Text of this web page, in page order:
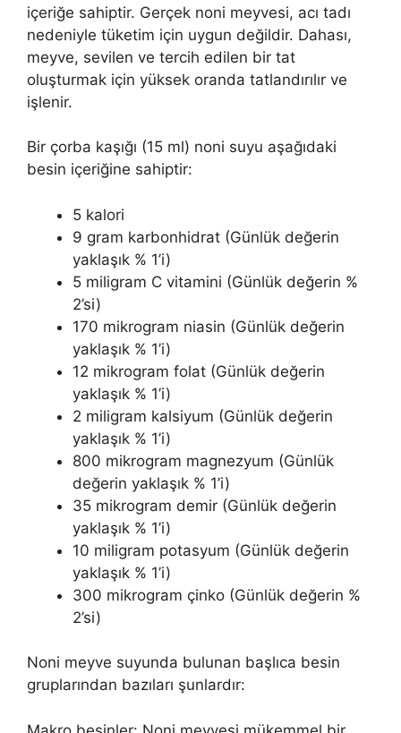
içeriğe sahiptir. Gerçek noni meyvesi, acı tadı
nedeniyle tüketim için uygun değildir. Dahası,
meyve, sevilen ve tercih edilen bir tat
oluşturmak için yüksek oranda tatlandırılır ve
işlenir.
Bir çorba kaşığı (15 ml) noni suyu aşağıdaki
besin içeriğine sahiptir:
5 kalori
9 gram karbonhidrat (Günlük değerin
yaklaşık % 1’i)
5 miligram C vitamini (Günlük değerin %
2’si)
170 mikrogram niasin (Günlük değerin
yaklaşık % 1’i)
12 mikrogram folat (Günlük değerin
yaklaşık % 1’i)
2 miligram kalsiyum (Günlük değerin
yaklaşık % 1’i)
800 mikrogram magnezyum (Günlük
değerin yaklaşık % 1’i)
35 mikrogram demir (Günlük değerin
yaklaşık % 1’i)
10 miligram potasyum (Günlük değerin
yaklaşık % 1’i)
300 mikrogram çinko (Günlük değerin %
2’si)
Noni meyve suyunda bulunan başlıca besin
gruplarından bazıları şunlardır: